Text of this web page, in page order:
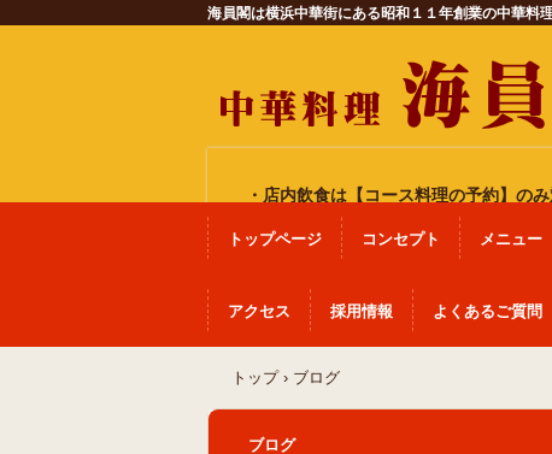
海員閣は横浜中華街にある昭和１１年創業の中華料理
・店内飲食は 【コース料理の予約】の
トップページ コンセプト メニュー
アクセス 採用情報 よくあるご質問
トップ › ブログ
ブログ